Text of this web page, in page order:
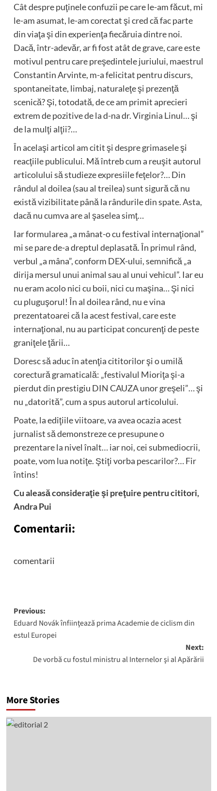
Cât despre puţinele confuzii pe care le-am făcut, mi
le-am asumat, le-am corectat şi cred că fac parte
din viaţa şi din experienţa fiecăruia dintre noi.
Dacă, într-adevăr, ar fi fost atât de grave, care este
motivul pentru care preşedintele juriului, maestrul
Constantin Arvinte, m-a felicitat pentru discurs,
spontaneitate, limbaj, naturaleţe şi prezenţă
scenică? Şi, totodată, de ce am primit aprecieri
extrem de pozitive de la d-na dr. Virginia Linul… şi
de la mulţi alţii?…
În acelaşi articol am citit şi despre grimasele şi
reacţiile publicului. Mă întreb cum a reuşit autorul
articolului să studieze expresiile feţelor?… Din
rândul al doilea (sau al treilea) sunt sigură că nu
există vizibilitate până la rândurile din spate. Asta,
dacă nu cumva are al şaselea simţ…
Iar formularea „a mânat-o cu festival internaţional”
mi se pare de-a dreptul deplasată. În primul rând,
verbul „a mâna”, conform DEX-ului, semnifică „a
dirija mersul unui animal sau al unui vehicul”. Iar eu
nu eram acolo nici cu boii, nici cu maşina… Şi nici
cu pluguşorul! În al doilea rând, nu e vina
prezentatoarei că la acest festival, care este
internaţional, nu au participat concurenţi de peste
graniţele ţării…
Doresc să aduc în atenţia cititorilor şi o umilă
corectură gramaticală: „festivalul Mioriţa şi-a
pierdut din prestigiu DIN CAUZA unor greşeli”… şi
nu „datorită”, cum a spus autorul articolului.
Poate, la ediţiile viitoare, va avea ocazia acest
jurnalist să demonstreze ce presupune o
prezentare la nivel înalt… iar noi, cei submediocrii,
poate, vom lua notiţe. Ştiţi vorba pescarilor?… Fir
întins!
Cu aleasă consideraţie şi preţuire pentru cititori,
Andra Pui
Comentarii:
comentarii
Post
navigation
Previous:
Eduard Novák înfiinţează prima Academie de ciclism din
estul Europei
Next:
De vorbă cu fostul ministru al Internelor şi al Apărării
More Stories